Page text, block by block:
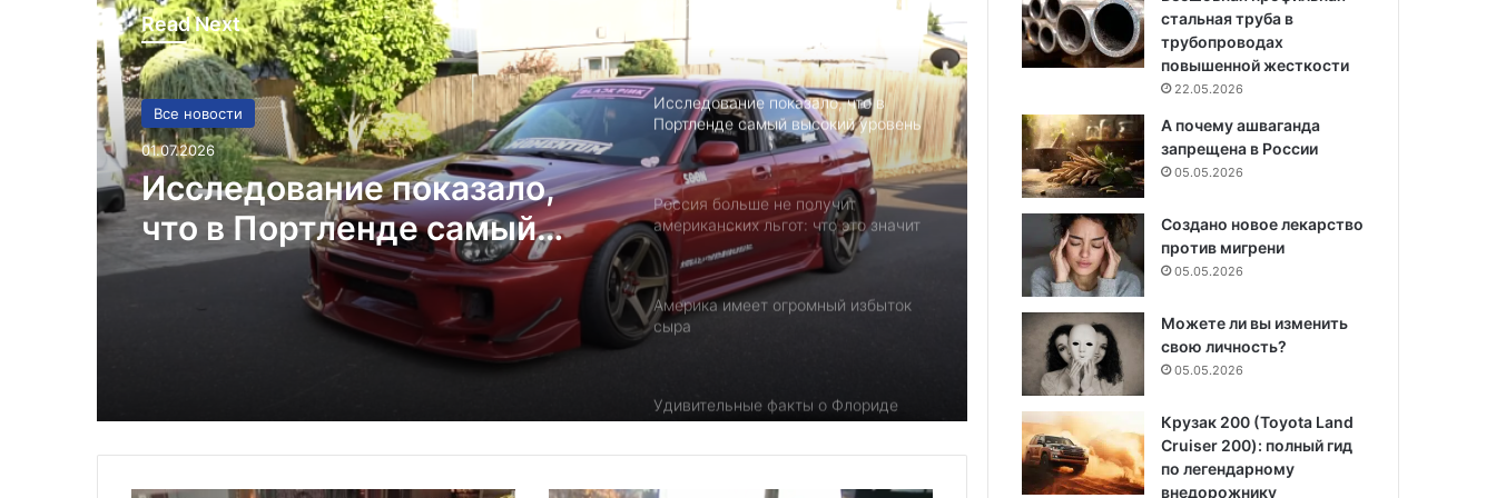
Read Next
Все новости
01.07.2026
Исследование показало,
что в Портленде самый
высокий уровень угона
автомобилей на душу
населения в США
открытым небом
Исследование показало, что в
Портленде самый высокий уровень
угона автомобилей на душу
населения в США
Россия больше не получит
американских льгот: что это значит
и к чему приведёт
Америка имеет огромный избыток
сыра
Удивительные факты о Флориде
стальная труба в
трубопроводах
повышенной жесткости
22.05.2026
А почему ашваганда
запрещена в России
05.05.2026
Создано новое лекарство
против мигрени
05.05.2026
Можете ли вы изменить
свою личность?
05.05.2026
Крузак 200 (Toyota Land
Cruiser 200): полный гид
по легендарному
внедорожнику